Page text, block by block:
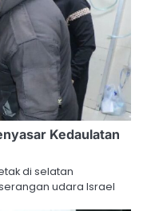
Kedaulatan
di selatan
udara Israel